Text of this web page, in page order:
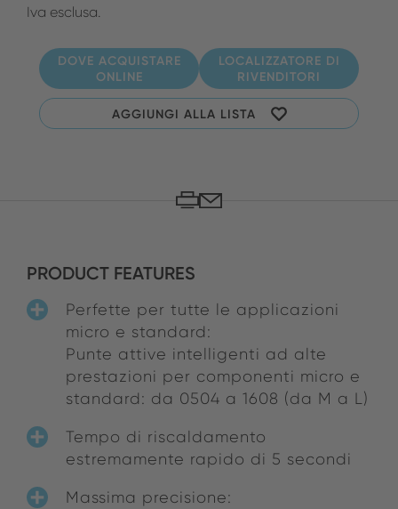
Iva esclusa.
DOVE ACQUISTARE
ONLINE
LOCALIZZATORE DI
RIVENDITORI
AGGIUNGI ALLA LISTA
PRODUCT FEATURES
Perfette per tutte le applicazioni
micro e standard:
Punte attive intelligenti ad alte
prestazioni per componenti micro e
standard: da 0504 a 1608 (da M a L)
Tempo di riscaldamento
estremamente rapido di 5 secondi
Massima precisione: